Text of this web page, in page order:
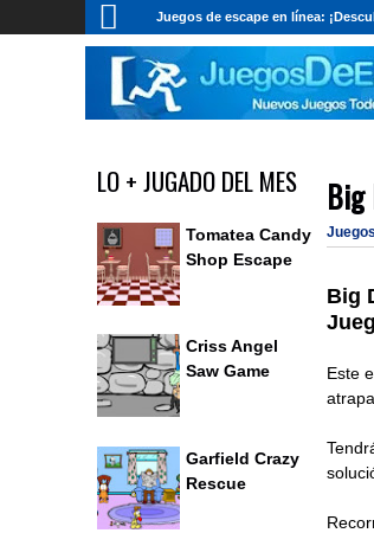
Juegos de escape en línea:
Big
Big
Este
LO + JUGADO DEL MES
Tomatea Candy
Shop Escape
Criss Angel
Saw Game
Garfield Crazy
Rescue